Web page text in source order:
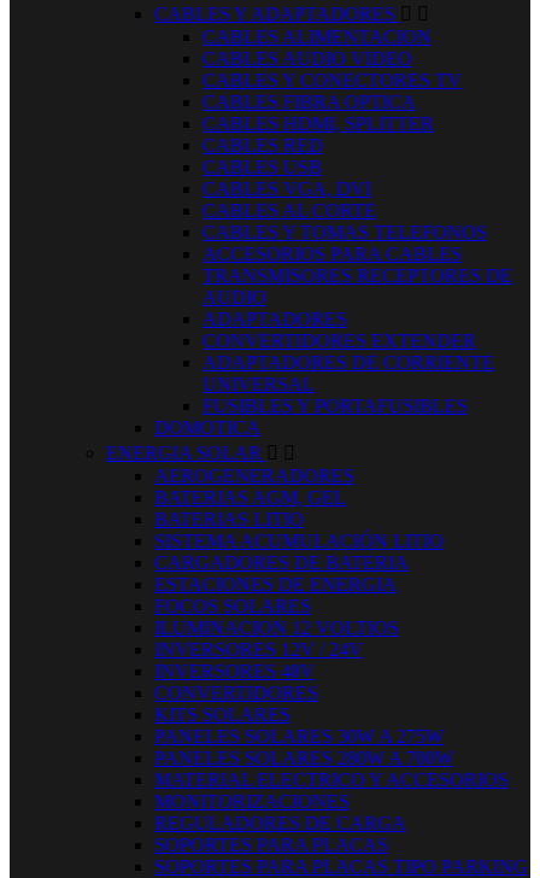
CABLES Y ADAPTADORES  
CABLES ALIMENTACION
CABLES AUDIO VIDEO
CABLES Y CONECTORES TV
CABLES FIBRA OPTICA
CABLES HDMI, SPLITTER
CABLES RED
CABLES USB
CABLES VGA, DVI
CABLES AL CORTE
CABLES Y TOMAS TELEFONOS
ACCESORIOS PARA CABLES
TRANSMISORES RECEPTORES DE
AUDIO
ADAPTADORES
CONVERTIDORES EXTENDER
ADAPTADORES DE CORRIENTE
UNIVERSAL
FUSIBLES Y PORTAFUSIBLES
DOMOTICA
ENERGIA SOLAR  
AEROGENERADORES
BATERIAS AGM, GEL
BATERIAS LITIO
SISTEMA ACUMULACIÓN LITIO
CARGADORES DE BATERIA
ESTACIONES DE ENERGIA
FOCOS SOLARES
ILUMINACION 12 VOLTIOS
INVERSORES 12V / 24V
INVERSORES 48V
CONVERTIDORES
KITS SOLARES
PANELES SOLARES 30W A 275W
PANELES SOLARES 280W A 700W
MATERIAL ELECTRICO Y ACCESORIOS
MONITORIZACIONES
REGULADORES DE CARGA
SOPORTES PARA PLACAS
SOPORTES PARA PLACAS TIPO PARKING